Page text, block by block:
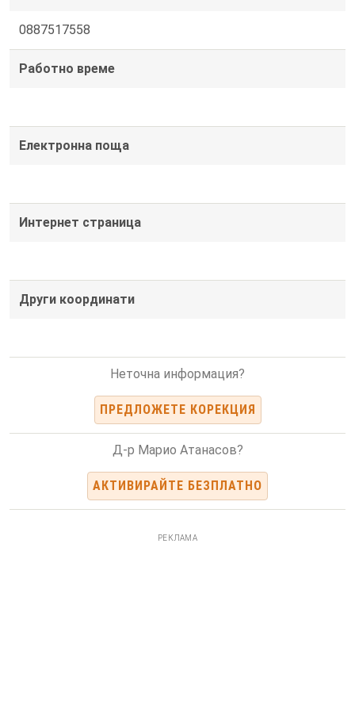
0887517558
Работно време
Електронна поща
Интернет страница
Други координати
Неточна информация?
ПРЕДЛОЖЕТЕ КОРЕКЦИЯ
Д-р Марио Атанасов?
АКТИВИРАЙТЕ БЕЗПЛАТНО
РЕКЛАМА